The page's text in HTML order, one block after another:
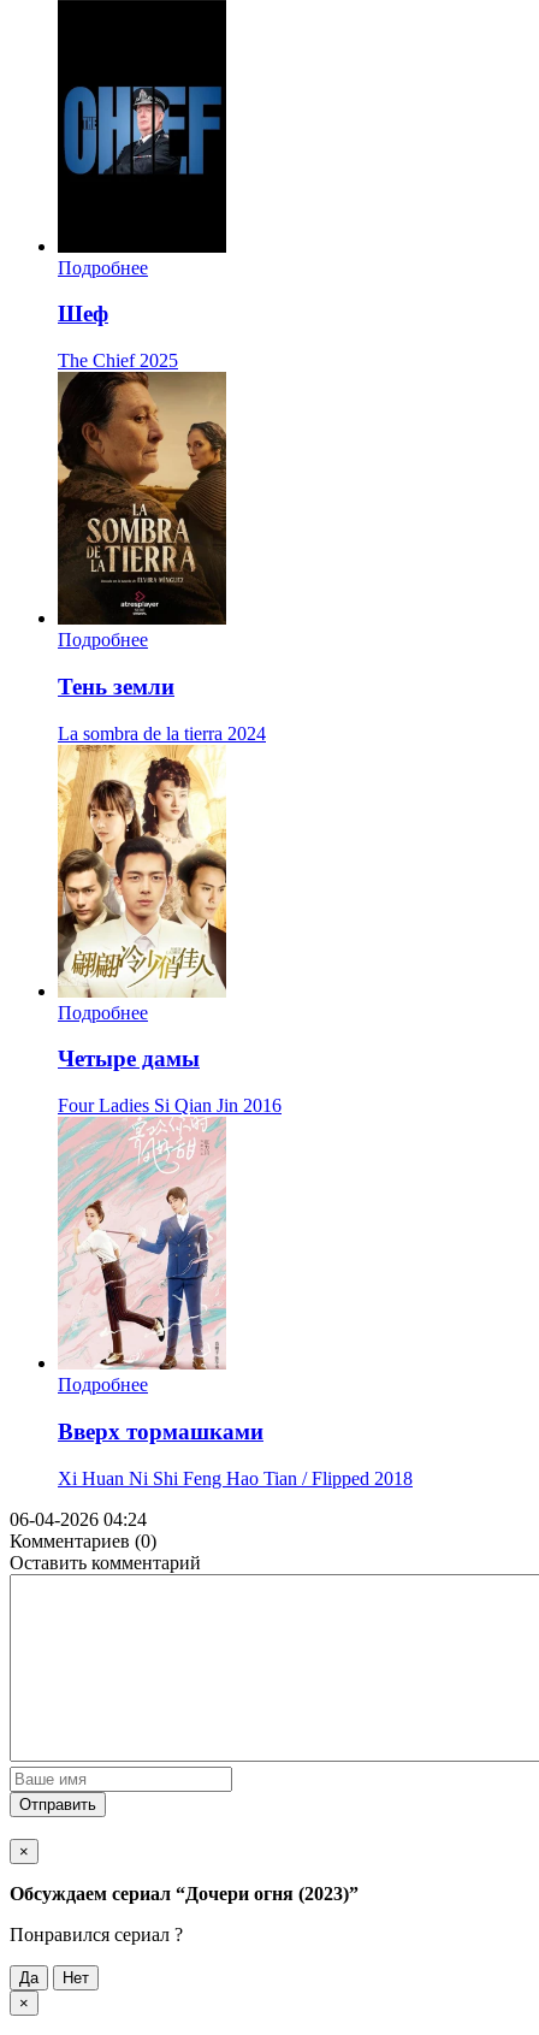
Подробнее
Шеф
The Chief 2025
Подробнее
Тень земли
La sombra de la tierra 2024
Подробнее
Четыре дамы
Four Ladies Si Qian Jin 2016
Подробнее
Вверх тормашками
Xi Huan Ni Shi Feng Hao Tian / Flipped 2018
06-04-2026 04:24
Комментариев (0)
Оставить комментарий
Отправить
×
Обсуждаем cериал “Дочери огня (2023)”
Понравился cериал ?
Да
Нет
×